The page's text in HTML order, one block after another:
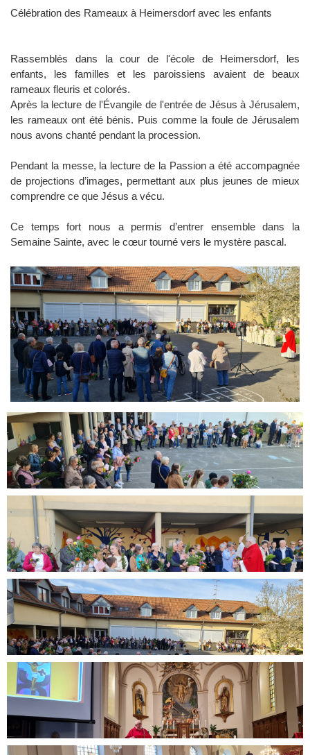
Célébration des Rameaux à Heimersdorf avec les enfants
Rassemblés dans la cour de l'école de Heimersdorf, les
enfants, les familles et les paroissiens avaient de beaux
rameaux fleuris et colorés.
Après la lecture de l'Évangile de l'entrée de Jésus à Jérusalem,
les rameaux ont été bénis. Puis comme la foule de Jérusalem
nous avons chanté pendant la procession.
Pendant la messe, la lecture de la Passion a été accompagnée
de projections d’images, permettant aux plus jeunes de mieux
comprendre ce que Jésus a vécu.
Ce temps fort nous a permis d’entrer ensemble dans la
Semaine Sainte, avec le cœur tourné vers le mystère pascal.